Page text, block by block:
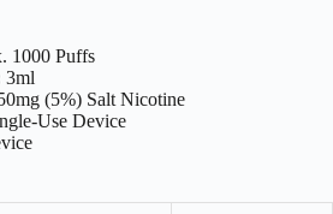
1000 Puffs
3ml
(5%) Salt Nicotine
Use Device